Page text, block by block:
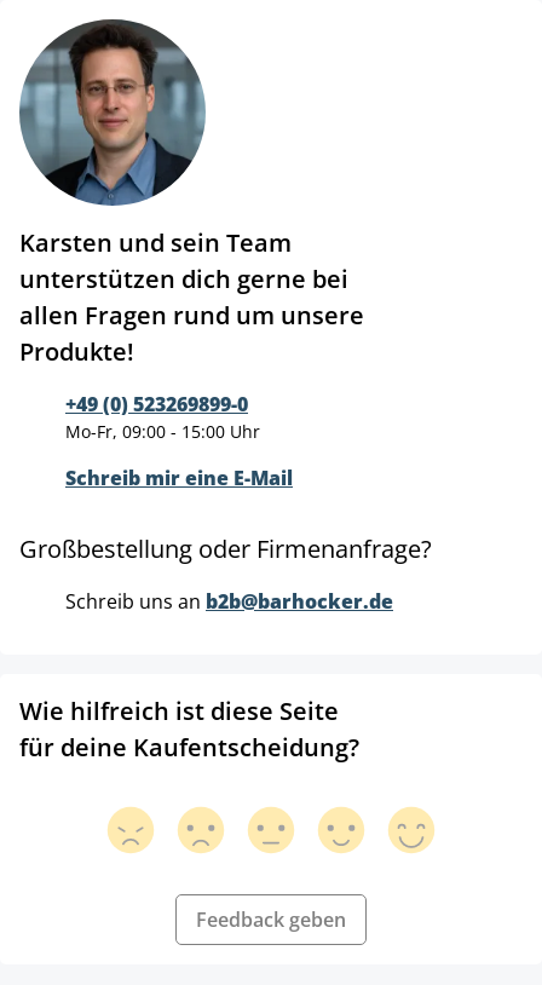
Karsten und sein Team
unterstützen dich gerne bei
allen Fragen rund um unsere
Produkte!
+49 (0) 523269899-0
Mo-Fr, 09:00 - 15:00 Uhr
Schreib mir eine E-Mail
Großbestellung oder Firmenanfrage?
Schreib uns an b2b@barhocker.de
Wie hilfreich ist diese Seite
für deine Kaufentscheidung?
Feedback geben